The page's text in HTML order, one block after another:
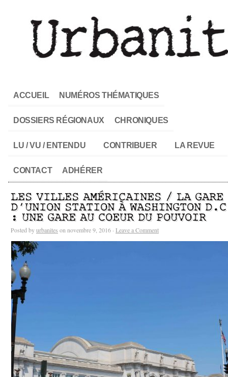
ACCUEIL NUMÉROS THÉMATIQUES
DOSSIERS RÉGIONAUX CHRONIQUES
LU / VU / ENTENDU CONTRIBUER LA REVUE
CONTACT ADHÉRER
LES VILLES AMÉRICAINES / LA GARE
D’UNION STATION À WASHINGTON
: UNE GARE AU COEUR DU POUVOIR
Posted byurbanites on novembre 9, 2016 · Leave a Comment